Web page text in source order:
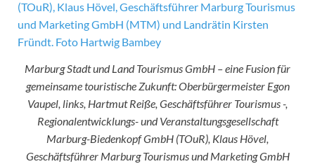
Marburg Stadt und Land Tourismus GmbH – eine Fusion für
gemeinsame touristische Zukunft: Oberbürgermeister Egon
Vaupel, links, Hartmut Reiße, Geschäftsführer Tourismus -,
Regionalentwicklungs- und Veranstaltungsgesellschaft
Marburg-Biedenkopf GmbH (TOuR), Klaus Hövel,
Geschäftsführer Marburg Tourismus und Marketing GmbH